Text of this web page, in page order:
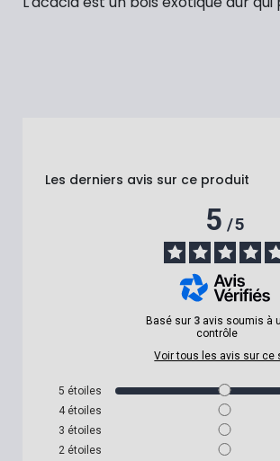
Les derniers avis sur ce produit
5/5
Basé sur 3 avis soumis à
contrôle
Voir tous les avis sur ce
5 étoiles
4 étoiles
3 étoiles
2 étoiles